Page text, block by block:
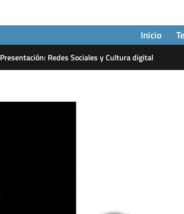
Inicio
Presentación: Redes Sociales y Cultura digital